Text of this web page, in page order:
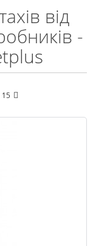
від
-
15